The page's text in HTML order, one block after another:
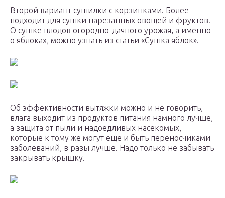
Второй вариант сушилки с корзинками. Более
подходит для сушки нарезанных овощей и фруктов.
О сушке плодов огородно-дачного урожая, а именно
о яблоках, можно узнать из статьи «Сушка яблок».
Об эффективности вытяжки можно и не говорить,
влага выходит из продуктов питания намного лучше,
а защита от пыли и надоедливых насекомых,
которые к тому же могут еще и быть переносчиками
заболеваний, в разы лучше. Надо только не забывать
закрывать крышку.